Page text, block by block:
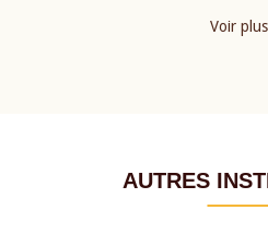
Voir plus
AUTRES